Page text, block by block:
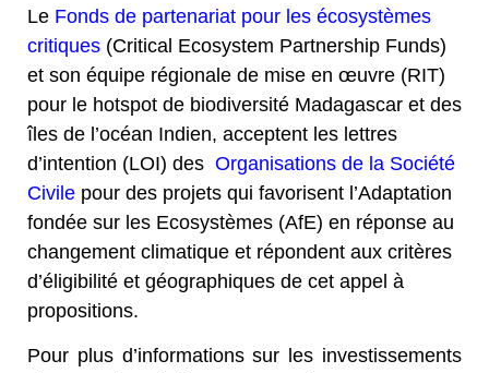
Le Fonds de partenariat pour les écosystèmes
critiques (Critical Ecosystem Partnership Funds)
et son équipe régionale de mise en œuvre (RIT)
pour le hotspot de biodiversité Madagascar et des
îles de l’océan Indien, acceptent les lettres
d’intention (LOI) des Organisations de la Société
Civile pour des projets qui favorisent l’Adaptation
fondée sur les Ecosystèmes (AfE) en réponse au
changement climatique et répondent aux critères
d’éligibilité et géographiques de cet appel à
propositions.
Pour plus d’informations sur les investissements